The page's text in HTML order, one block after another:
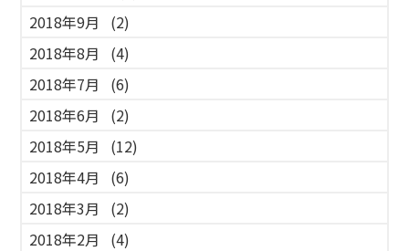
2018年9月
(2)
2018年8月
(4)
2018年7月
(6)
2018年6月
(2)
2018年5月
(12)
2018年4月
(6)
2018年3月
(2)
2018年2月
(4)